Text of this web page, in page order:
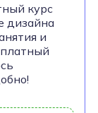
курс
дизайна
и